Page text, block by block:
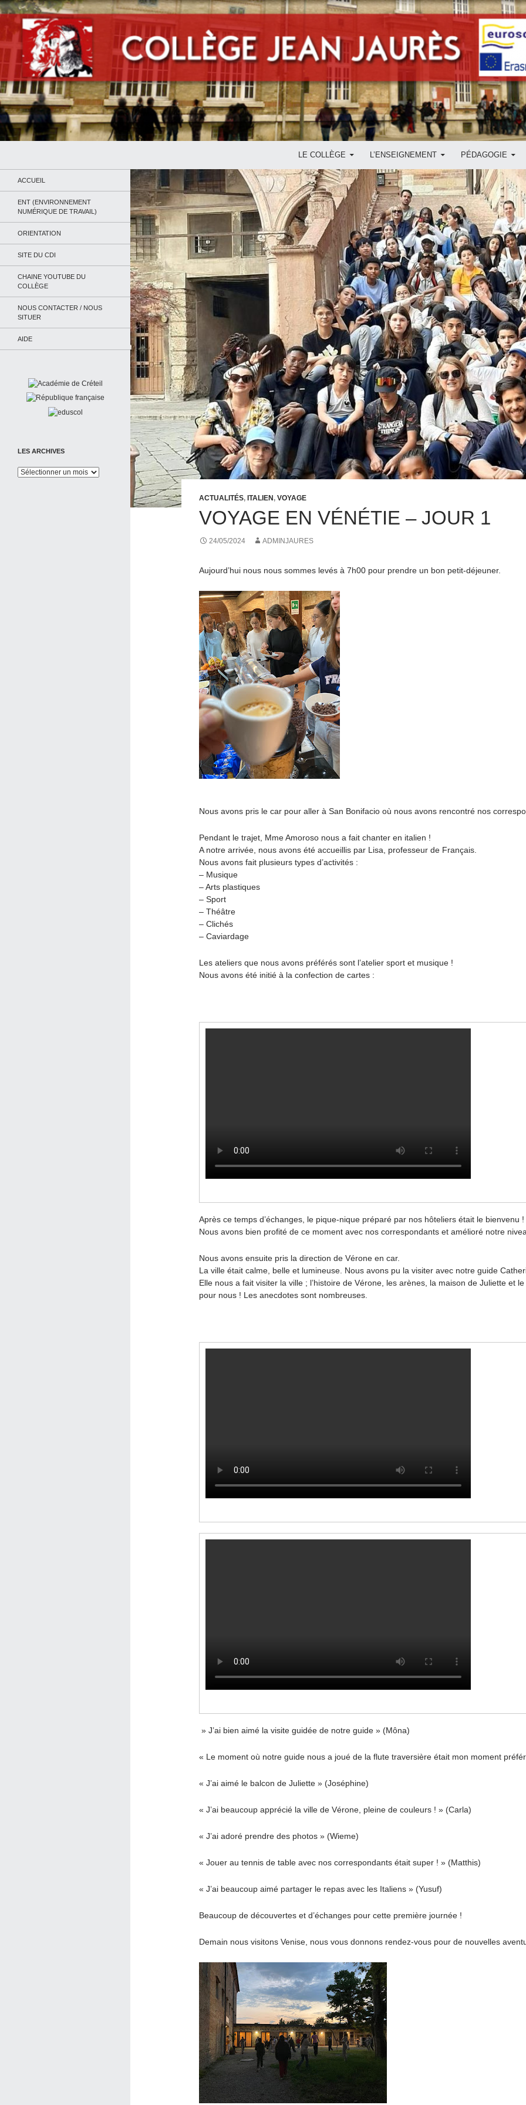
LE COLLÈGE L’ENSEIGNEMENT PÉDAGOGIE
ACTUALITÉS, ITALIEN , VOYAGE
VOYAGE EN VÉNÉTIE – JOUR 1
24/05/2024 ADMINJAURES
Aujourd’hui nous nous sommes levés à 7h00 pour prendre un bon petit-déjeuner.
Nous avons pris le car pour aller à San Bonifacio où nous avons rencontré nos
Pendant le trajet, Mme Amoroso nous a fait chanter en italien !
A notre arrivée, nous avons été accueillis par Lisa, professeur de Français.
Nous avons fait plusieurs types d’activités :
– Musique
– Arts plastiques
– Sport
– Théâtre
– Clichés
– Caviardage
Les ateliers que nous avons préférés sont l’atelier sport et musique !
Nous avons été initié à la confection de cartes :
Après ce temps d’échanges, le pique-nique préparé par nos hôteliers était le bienvenu !
Nous avons bien profité de ce moment avec nos correspondants et amélioré notre
Nous avons ensuite pris la direction de Vérone en car.
La ville était calme, belle et lumineuse. Nous avons pu la visiter avec notre guide
Elle nous a fait visiter la ville ; l’histoire de Vérone, les arènes, la maison de Juliette et
pour nous ! Les anecdotes sont nombreuses.
» J’ai bien aimé la visite guidée de notre guide » (Môna)
« Le moment où notre guide nous a joué de la flute traversière était mon moment
« J’ai aimé le balcon de Juliette » (Joséphine)
« J’ai beaucoup apprécié la ville de Vérone, pleine de couleurs ! » (Carla)
« J’ai adoré prendre des photos » (Wieme)
« Jouer au tennis de table avec nos correspondants était super ! » (Matthis)
« J’ai beaucoup aimé partager le repas avec les Italiens » (Yusuf)
Beaucoup de découvertes et d’échanges pour cette première journée !
Demain nous visitons Venise, nous vous donnons rendez-vous pour de nouvelles
ACCUEIL
ENT (ENVIRONNEMENT
NUMÉRIQUE DE TRAVAIL)
ORIENTATION
SITE DU CDI
CHAINE YOUTUBE DU
COLLÈGE
NOUS CONTACTER / NOUS
SITUER
AIDE
LES ARCHIVES
Les